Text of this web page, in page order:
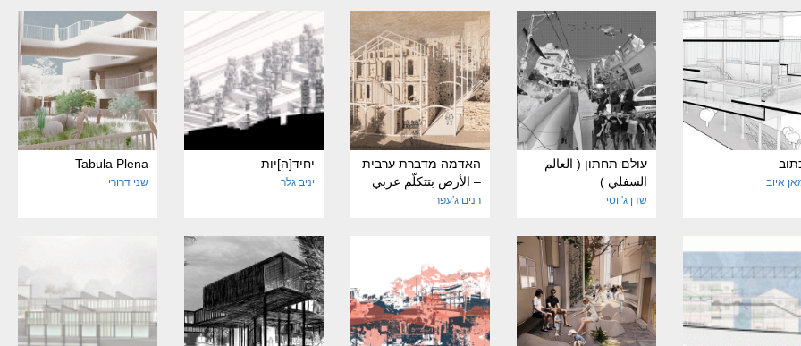
איוב
עולם תחתון ( العالم
السفلي )
שדן ג'יוסי
האדמה מדברת ערבית
– الأرض بتتكلّم عربي
רנים ג'עפר
יחיד[ה]יות
יניב גלר
Tabula Plena
שני דרורי